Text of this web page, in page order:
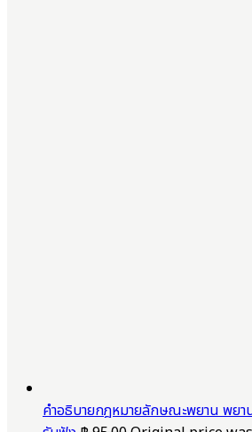
คำอธิบายกฎหมายลักษณะพยาน พยา